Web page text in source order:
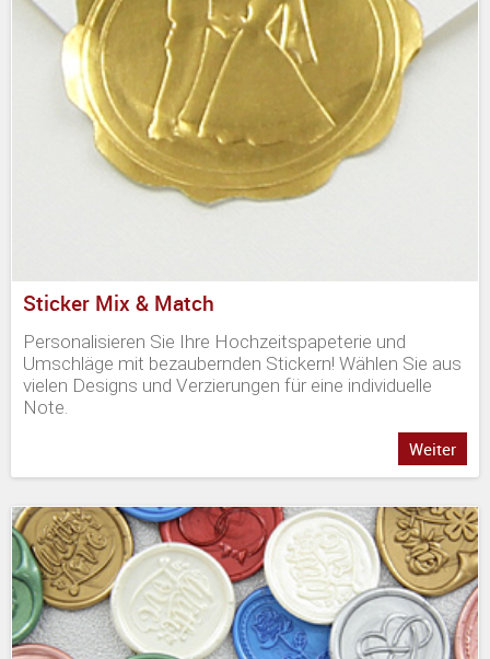
Sticker Mix & Match
Personalisieren Sie Ihre Hochzeitspapeterie und
Umschläge mit bezaubernden Stickern! Wählen Sie aus
vielen Designs und Verzierungen für eine individuelle
Note.
Weiter